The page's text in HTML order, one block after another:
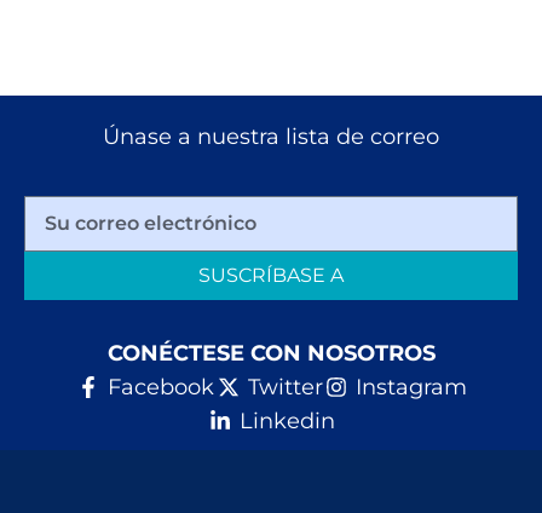
Únase a nuestra lista de correo
SUSCRÍBASE A
CONÉCTESE CON NOSOTROS
Facebook
Twitter
Instagram
Linkedin